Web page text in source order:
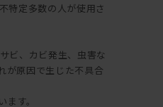
特定多数の人が使用さ
ビ、カビ発生、虫害な
が原因で生じた不具合
す。